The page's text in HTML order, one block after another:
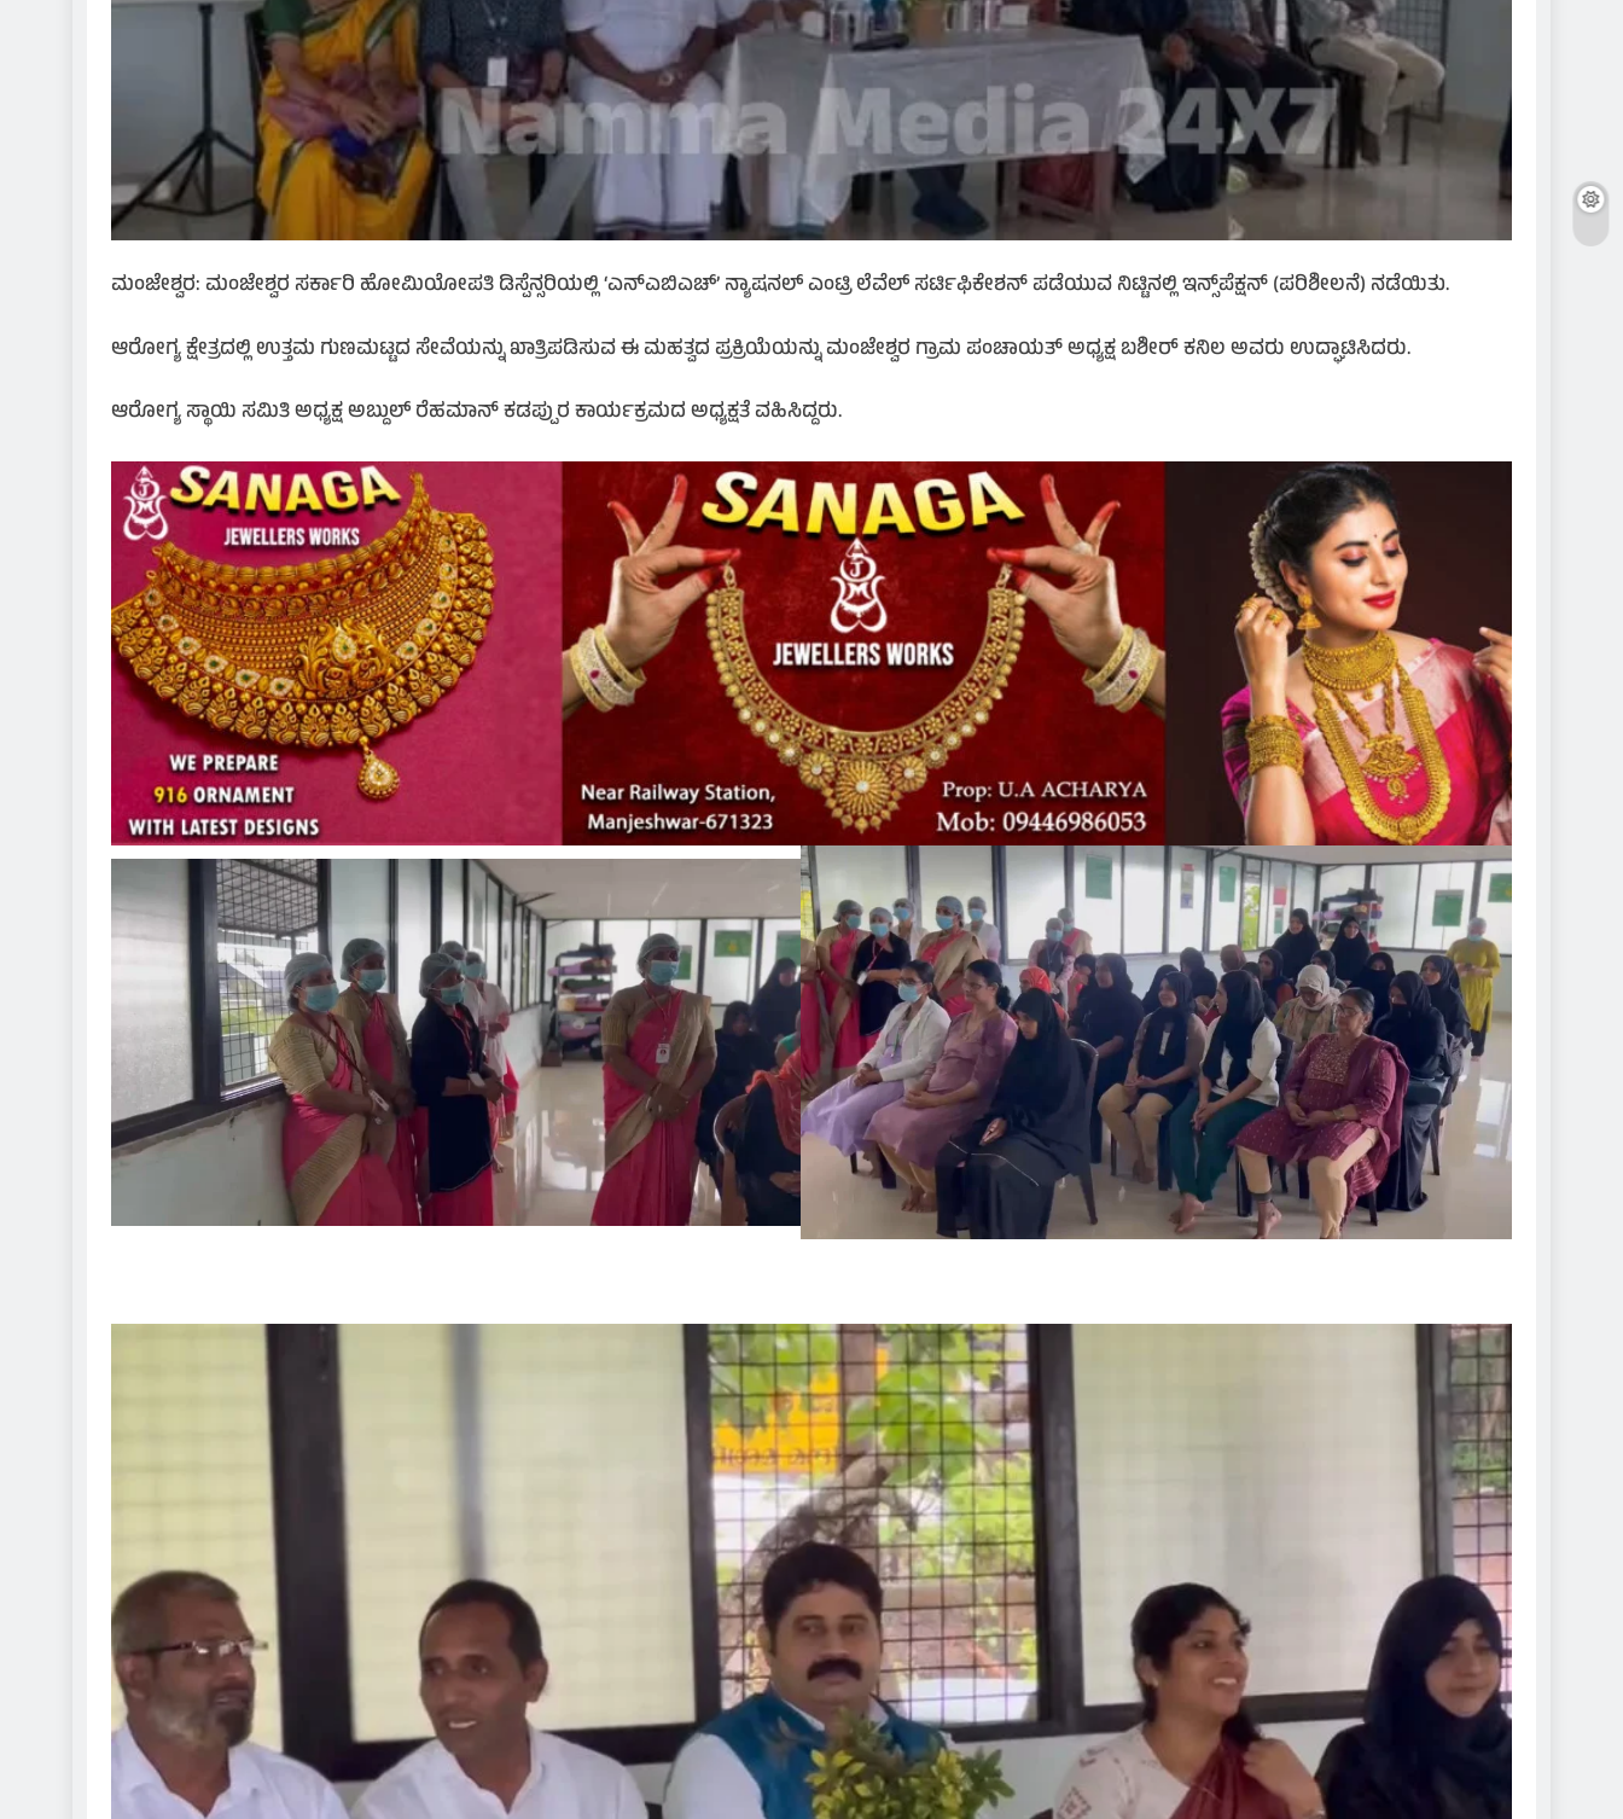
​ಮಂಜೇಶ್ವರ: ಮಂಜೇಶ್ವರ ಸರ್ಕಾರಿ ಹೋಮಿಯೋಪತಿ ಡಿಸ್ಪೆನ್ಸರಿಯಲ್ಲಿ ‘ಎನ್‌ಎಬಿಎಚ್’ ನ್ಯಾಷನಲ್ ಎಂಟ್ರಿ ಲೆವೆಲ್ ಸರ್ಟಿಫಿಕೇಶನ್ ಪಡೆಯುವ ನಿಟ್ಟಿನಲ್ಲಿ ಇನ್ಸ್‌ಪೆಕ್ಷನ್ (ಪರಿಶೀಲನೆ) ನಡೆಯಿತು.
​ಆರೋಗ್ಯ ಕ್ಷೇತ್ರದಲ್ಲಿ ಉತ್ತಮ ಗುಣಮಟ್ಟದ ಸೇವೆಯನ್ನು ಖಾತ್ರಿಪಡಿಸುವ ಈ ಮಹತ್ವದ ಪ್ರಕ್ರಿಯೆಯನ್ನು ಮಂಜೇಶ್ವರ ಗ್ರಾಮ ಪಂಚಾಯತ್ ಅಧ್ಯಕ್ಷ ಬಶೀರ್ ಕನಿಲ ಅವರು ಉದ್ಘಾಟಿಸಿದರು.
ಆರೋಗ್ಯ ಸ್ಥಾಯಿ ಸಮಿತಿ ಅಧ್ಯಕ್ಷ ಅಬ್ದುಲ್ ರೆಹಮಾನ್ ಕಡಪ್ಪುರ ಕಾರ್ಯಕ್ರಮದ ಅಧ್ಯಕ್ಷತೆ ವಹಿಸಿದ್ದರು.